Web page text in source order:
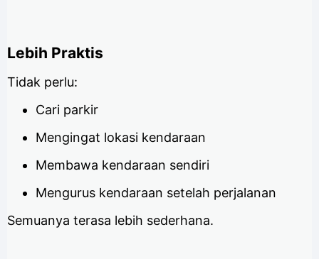
Lebih Praktis
Tidak perlu:
Cari parkir
Mengingat lokasi kendaraan
Membawa kendaraan sendiri
Mengurus kendaraan setelah perjalanan
Semuanya terasa lebih sederhana.